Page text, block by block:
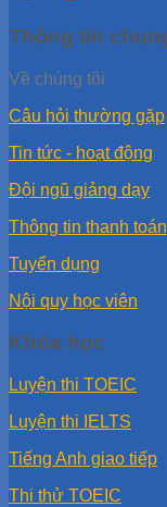
Thông tin
Về chúng tôi
Câu hỏi thường gặp
Tin tức - hoạt động
Đội ngũ giảng dạy
Thông tin thanh toán
Tuyển dụng
Nội quy học viên
Khóa học
Luyện thi TOEIC
Luyện thi IELTS
Tiếng Anh giao tiếp
Thi thử TOEIC